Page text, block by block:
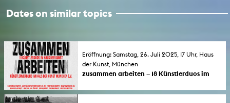
Dates on similar topics
Eröffnung: Samstag, 26. Juli 2025, 17 Uhr, Haus
der Kunst, München
zusammen arbeiten – 18 Künstlerduos im
Bei den Künstlerduos, die ihre Werke und